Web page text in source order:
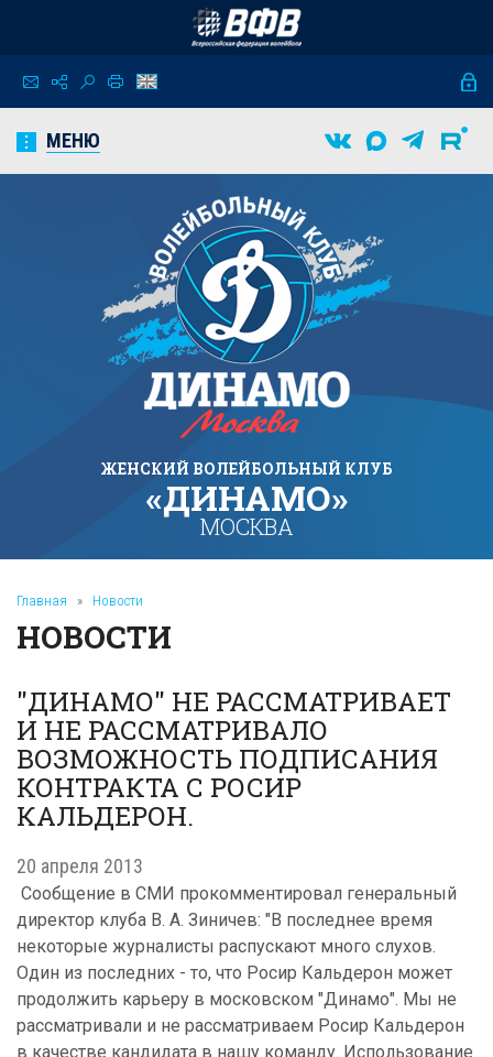
МЕНЮ
ЖЕНСКИЙ ВОЛЕЙБОЛЬНЫЙ КЛУБ
«ДИНАМО»
МОСКВА
Главная » Новости
НОВОСТИ
"ДИНАМО" НЕ РАССМАТРИВАЕТ
И НЕ РАССМАТРИВАЛО
ВОЗМОЖНОСТЬ ПОДПИСАНИЯ
КОНТРАКТА С РОСИР
КАЛЬДЕРОН.
20 апреля 2013
Сообщение в СМИ прокомментировал генеральный
директор клуба В. А. Зиничев: "В последнее время
некоторые журналисты распускают много слухов.
Один из последних - то, что Росир Кальдерон может
продолжить карьеру в московском "Динамо". Мы не
рассматривали и не рассматриваем Росир Кальдерон
в качестве кандидата в нашу команду. Использование